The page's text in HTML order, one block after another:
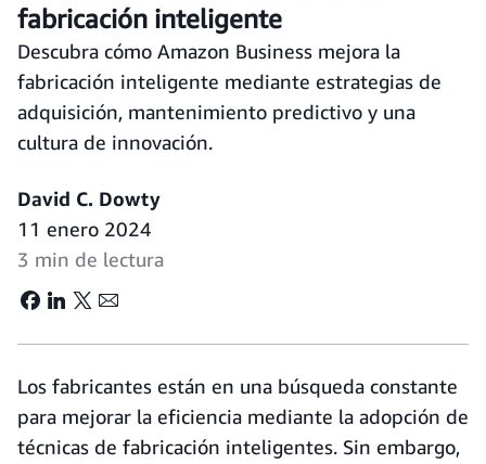
fabricación inteligente
Descubra cómo Amazon Business mejora la
fabricación inteligente mediante estrategias de
adquisición, mantenimiento predictivo y una
cultura de innovación.
David C. Dowty
11 enero 2024
3 min de lectura
Los fabricantes están en una búsqueda constante
para mejorar la eficiencia mediante la adopción de
técnicas de fabricación inteligentes. Sin embargo,